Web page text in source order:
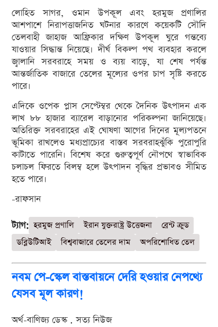
লোহিত সাগর, ওমান উপকূল এবং হরমুজ প্রণালির
আশপাশে নিরাপত্তাজনিত ঘটনার কারণে কয়েকটি সৌদি
তেলবাহী জাহাজ আফ্রিকার দক্ষিণ উপকূল ঘুরে গন্তব্যে
যাওয়ার সিদ্ধান্ত নিয়েছে। দীর্ঘ বিকল্প পথ ব্যবহার করলে
জ্বালানি সরবরাহে সময় ও ব্যয় বাড়ে, যা শেষ পর্যন্ত
আন্তর্জাতিক বাজারে তেলের মূল্যের ওপর চাপ সৃষ্টি করতে
পারে।
এদিকে ওপেক প্লাস সেপ্টেম্বর থেকে দৈনিক উৎপাদন এক
লাখ ৮৮ হাজার ব্যারেল বাড়ানোর পরিকল্পনা জানিয়েছে।
অতিরিক্ত সরবরাহের এই ঘোষণা আগের দিনের মূল্যপতনে
ভূমিকা রাখলেও মধ্যপ্রাচ্যের বাস্তব সরবরাহঝুঁকি পুরোপুরি
কাটাতে পারেনি। বিশেষ করে গুরুত্বপূর্ণ নৌপথে স্বাভাবিক
চলাচল ফিরতে বিলম্ব হলে উৎপাদন বৃদ্ধির প্রভাবও সীমিত
হতে পারে।
-রাফসান
ট্যাগ: হরমুজ প্রণালি ইরান যুক্তরাষ্ট্র উত্তেজনা
ব্রেন্ট ক্রুড
ডব্লিউটিআই
বিশ্ববাজারে তেলের দাম অপরিশোধিত তেল
নবম পে-স্কেল বাস্তবায়নে দেরি হওয়ার নেপথ্যে
যেসব মূল কারণ!
অর্থ-বাণিজ্য ডেস্ক . সত্য নিউজ